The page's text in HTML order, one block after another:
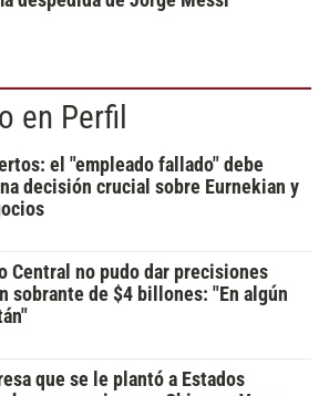
en Perfil
el "empleado fallado" debe
decisión crucial sobre Eurnekian y
Central no pudo dar precisiones
sobrante de $4 billones: "En algún
que se le plantó a Estados